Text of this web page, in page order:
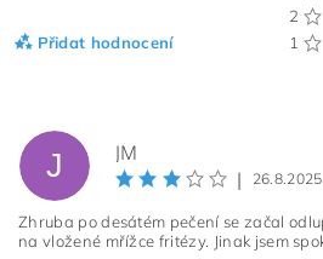
Přidat hodnocení
2
1
J JM
| 26.8.2025
Zhruba po desátém pečení se začal
na vložené mřížce fritézy. Jinak jsem